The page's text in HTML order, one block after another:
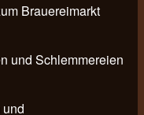
Brauereimarkt
und Schlemmereien